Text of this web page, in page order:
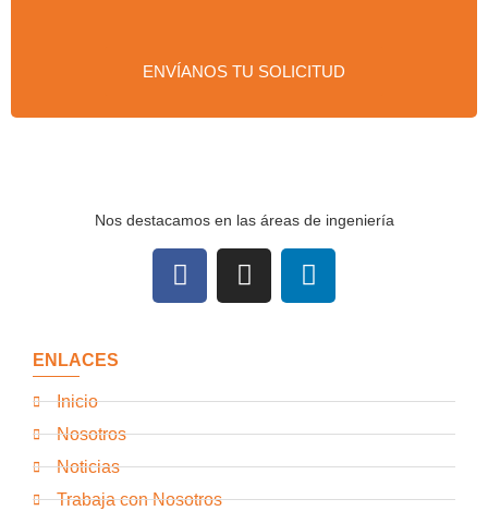
ENVÍANOS TU SOLICITUD
Nos destacamos en las áreas de ingeniería
ENLACES
Inicio
Nosotros
Noticias
Trabaja con Nosotros